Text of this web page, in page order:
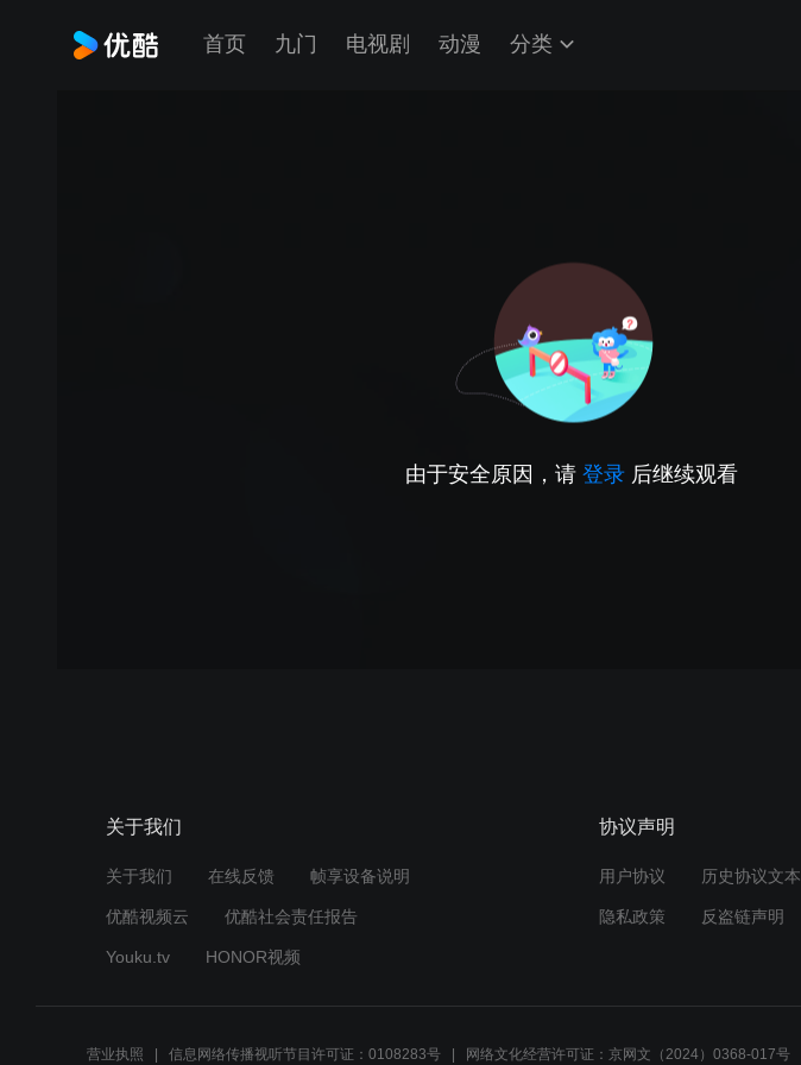
首页 九门 电视剧 动漫 分类
由于安全原因，请 登录 后继续观看
关于我们
关于我们 在线反馈 帧享设备说明
优酷视频云 优酷社会责任报告
Youku.tv HONOR视频
协议声明
用户协议 历史协议文本
隐私政策 反盗链声明
营业执照 信息网络传播视听节目许可证：0108283号 网络文化经营许可证：京网文（2024）0368-017号